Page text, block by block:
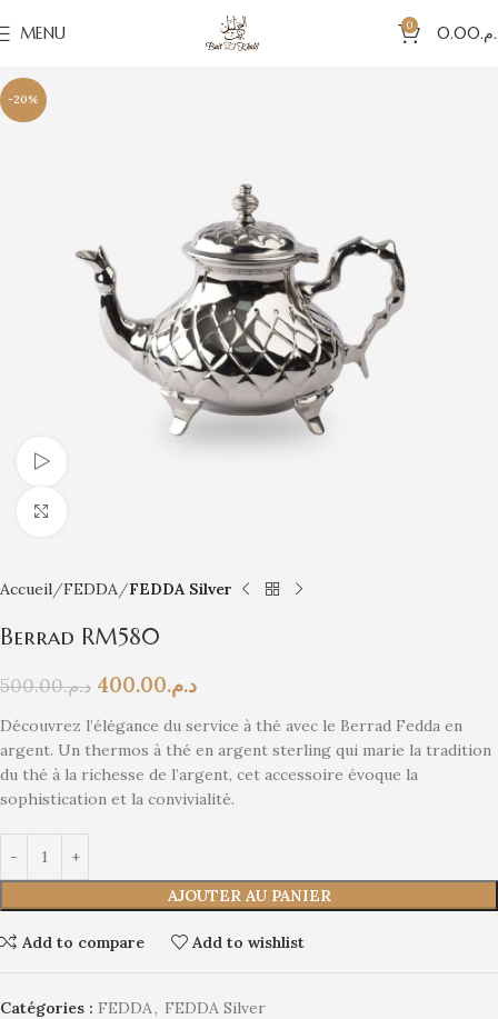
MENU 0 0.00
-20%
Accueil FEDDA FEDDA Silver
Berrad RM580
د.م.500.00 د.م.400.00
Découvrez l’élégance du service à thé avec le Berrad Fedda en
argent. Un thermos à thé en argent sterling qui marie la tradition
du thé à la richesse de l’argent, cet accessoire évoque la
sophistication et la convivialité.
AJOUTER AU PANIER
Add to compare Add to wishlist
Catégories : FEDDA, FEDDA Silver